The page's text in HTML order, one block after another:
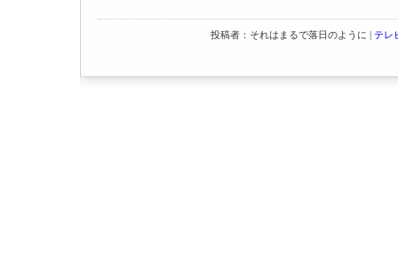
投稿者：それはまるで落日のように | テレ